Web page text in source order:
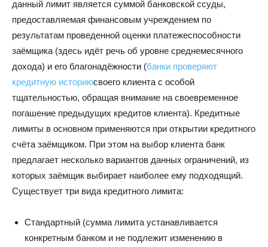
данный лимит является суммой банковской ссуды,
предоставляемая финансовым учреждением по
результатам проведенной оценки платежеспособности
заёмщика (здесь идёт речь об уровне среднемесячного
дохода) и его благонадёжности (банки проверяют
кредитную историюсвоего клиента с особой
тщательностью, обращая внимание на своевременное
погашение предыдущих кредитов клиента). Кредитные
лимиты в основном применяются при открытии кредитного
счёта заёмщиком. При этом на выбор клиента банк
предлагает несколько вариантов данных ограничений, из
которых заёмщик выбирает наиболее ему подходящий.
Существует три вида кредитного лимита:
Стандартный (сумма лимита устанавливается
конкретным банком и не подлежит изменению в